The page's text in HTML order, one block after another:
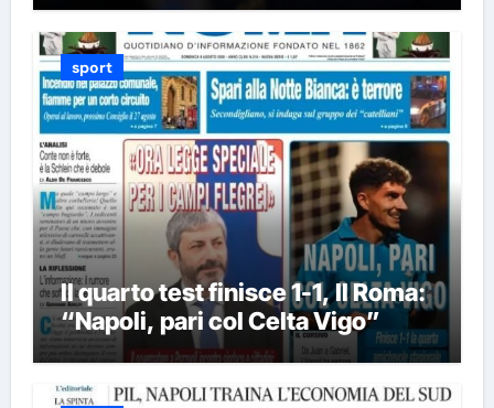
sport
Il quarto test finisce 1-1, Il Roma:
“Napoli, pari col Celta Vigo”